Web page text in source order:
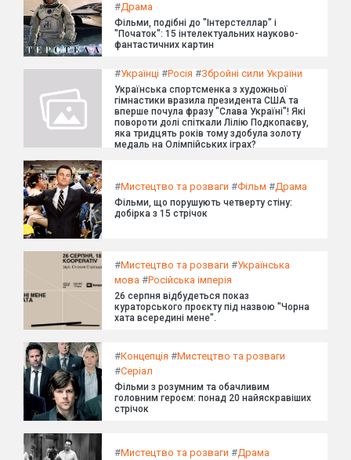
#Драма
Фільми, подібні до "Інтерстеллар" і
"Початок": 15 інтелектуальних науково-
фантастичних картин
#Українці #Росія #Збройні сили України
Українська спортсменка з художньої
гімнастики вразила президента США та
вперше почула фразу "Слава Україні"! Які
повороти долі спіткали Лілію Подкопаєву,
яка тридцять років тому здобула золоту
медаль на Олімпійських іграх?
#Мистецтво та розваги #Фільм #Драма
Фільми, що порушують четверту стіну:
добірка з 15 стрічок
#Мистецтво та розваги #Українська
мова #Російська імперія
26 серпня відбудеться показ
кураторського проєкту під назвою "Чорна
хата всередині мене".
#Концепція #Мистецтво та розваги
#Серіал
Фільми з розумним та обачливим
головним героєм: понад 20 найяскравіших
стрічок
#Мистецтво та розваги #Драма